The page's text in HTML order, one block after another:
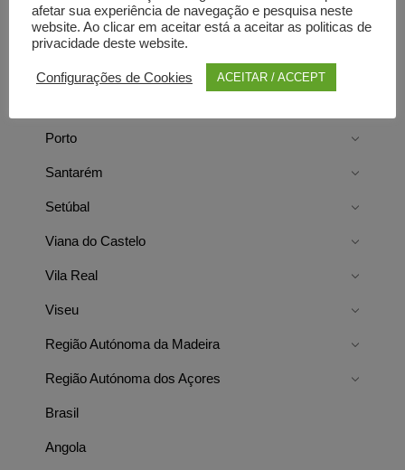
Leiria
Lisboa
Porto
Santarém
Setúbal
Viana do Castelo
Vila Real
Viseu
Região Autónoma da Madeira
Região Autónoma dos Açores
Brasil
Angola
afetar sua experiência de navegação e pesquisa neste
website. Ao clicar em aceitar está a aceitar as politicas de
privacidade deste website.
Configurações de Cookies ACEITAR / ACCEPT